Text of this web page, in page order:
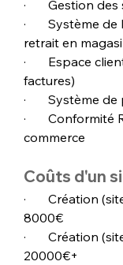
·       Gestion
·
retrait en
·       Espace
factures)
·
·
commerce
Coûts d'un
·       Création
8000€
·       Création
20000€+